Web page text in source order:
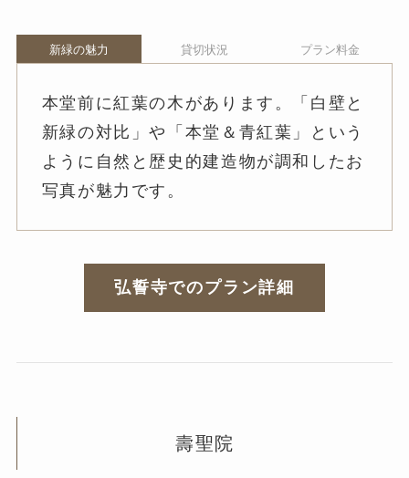
新緑の魅力 貸切状況 プラン料金
本堂前に紅葉の木があります。「白壁と
新緑の対比」や「本堂＆青紅葉」という
ように自然と歴史的建造物が調和したお
写真が魅力です。
弘誓寺でのプラン詳細
壽聖院